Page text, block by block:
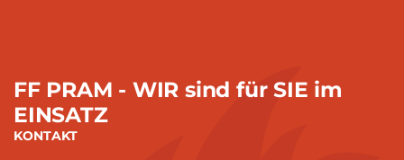
FF PRAM - WIR sind für SIE im
EINSATZ
KONTAKT